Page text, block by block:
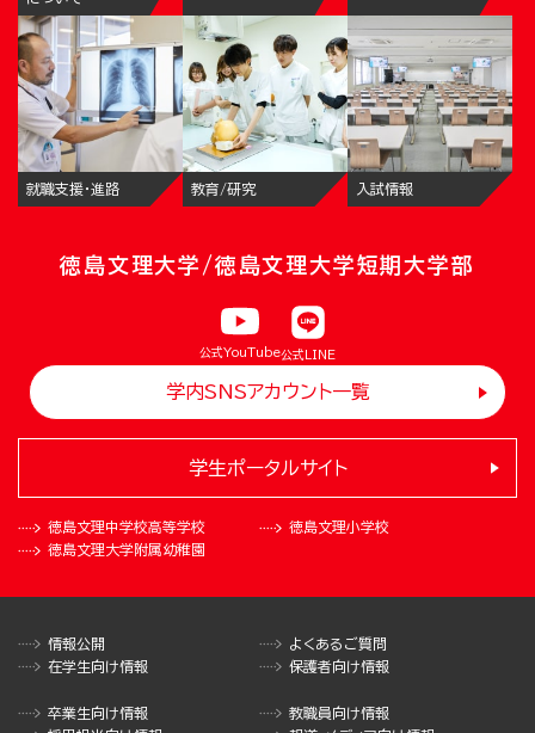
就職支援・進路 教育/研究 入試情報
徳島文理大学/徳島文理大学短期大学部
公式YouTube公式LINE
学内SNSアカウント一覧
徳島文理中学校高等学校
徳島文理小学校
徳島文理大学附属幼稚園
学生ポータルサイト
情報公開
よくあるご質問
在学生向け情報
保護者向け情報
卒業生向け情報
教職員向け情報